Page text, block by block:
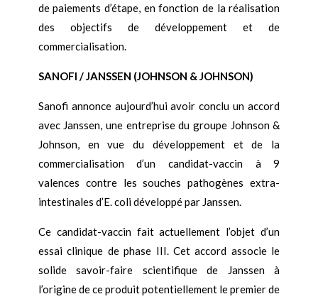
de paiements d’étape, en fonction de la réalisation
des objectifs de développement et de
commercialisation.
SANOFI / JANSSEN (JOHNSON & JOHNSON)
Sanofi annonce aujourd’hui avoir conclu un accord
avec Janssen, une entreprise du groupe Johnson &
Johnson, en vue du développement et de la
commercialisation d’un candidat-vaccin à 9
valences contre les souches pathogènes extra-
intestinales d’E. coli développé par Janssen.
Ce candidat-vaccin fait actuellement l’objet d’un
essai clinique de phase III. Cet accord associe le
solide savoir-faire scientifique de Janssen à
l’origine de ce produit potentiellement le premier de